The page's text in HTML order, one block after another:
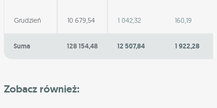
Grudzień 10 679,54 1 042,32 160,19
Suma 128 154,48 12 507,84 1 922,28
Zobacz również: